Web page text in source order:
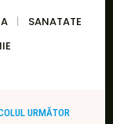
SANATATE
URMĂTOR